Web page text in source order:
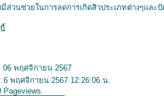
มีส่วนช่วยในการลดการเกิดสิวประเภทต่างๆแล
06 พฤศจิกายน 2567
6 พฤศจิกายน 2567 12:26:06 น.
Pageviews.